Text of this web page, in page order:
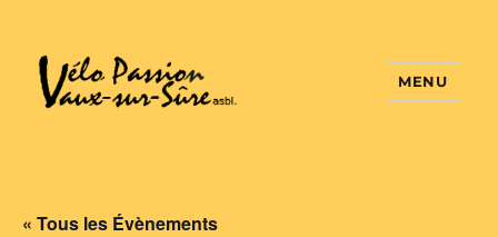
MENU
« Tous les Évènements